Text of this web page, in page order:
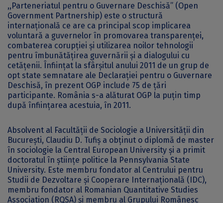
,,Parteneriatul pentru o Guvernare Deschisă” (Open
Government Partnership) este o structură
internațională ce are ca principal scop implicarea
voluntară a guvernelor în promovarea transparenței,
combaterea corupției și utilizarea noilor tehnologii
pentru îmbunătățirea guvernării și a dialogului cu
cetățenii. Înființat la sfârșitul anului 2011 de un grup de
opt state semnatare ale Declarației pentru o Guvernare
Deschisă, în prezent OGP include 75 de țări
participante. România s-a alăturat OGP la puțin timp
după înființarea acestuia, în 2011.
Absolvent al Facultății de Sociologie a Universității din
București, Claudiu D. Tufiș a obținut o diplomă de master
în sociologie la Central European University și a primit
doctoratul în științe politice la Pennsylvania State
University. Este membru fondator al Centrului pentru
Studii de Dezvoltare și Cooperare Internațională (IDC),
membru fondator al Romanian Quantitative Studies
Association (RQSA) și membru al Grupului Românesc